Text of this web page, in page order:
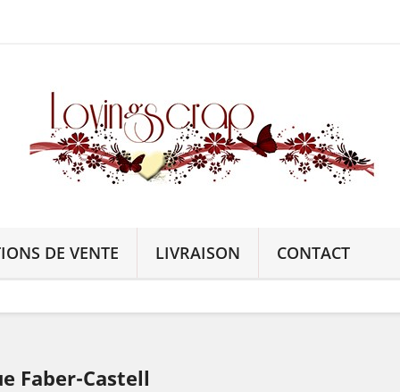
DE VENTE LIVRAISON CONTACT
Faber-Castell